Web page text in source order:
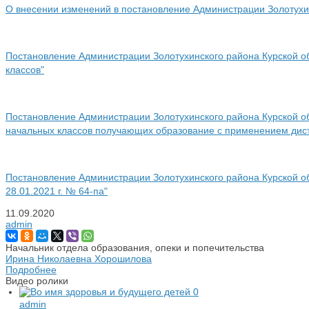
О внесении изменений в постановление Администрации
Постановление Администрации Золотухинского района
классов"
Постановление Администрации Золотухинского района
начальных классов получающих образование с применением
Постановление Администрации Золотухинского района Курской
28.01.2021 г. № 64-па"
11.09.2020
admin
Начальник отдела образования, опеки и попечительства
Ирина Николаевна Хорошилова
Подробнее
Видео ролики
0
admin